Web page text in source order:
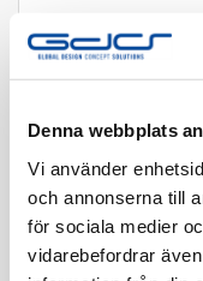
Denna webbplats
Vi använder
och annonserna till
för sociala medier
vidarebefordrar
Elko